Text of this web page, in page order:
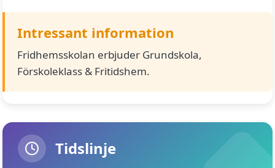
Intressant information
Fridhemsskolan erbjuder Grundskola,
Förskoleklass & Fritidshem.
Tidslinje